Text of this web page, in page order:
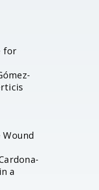
for
Wound
a